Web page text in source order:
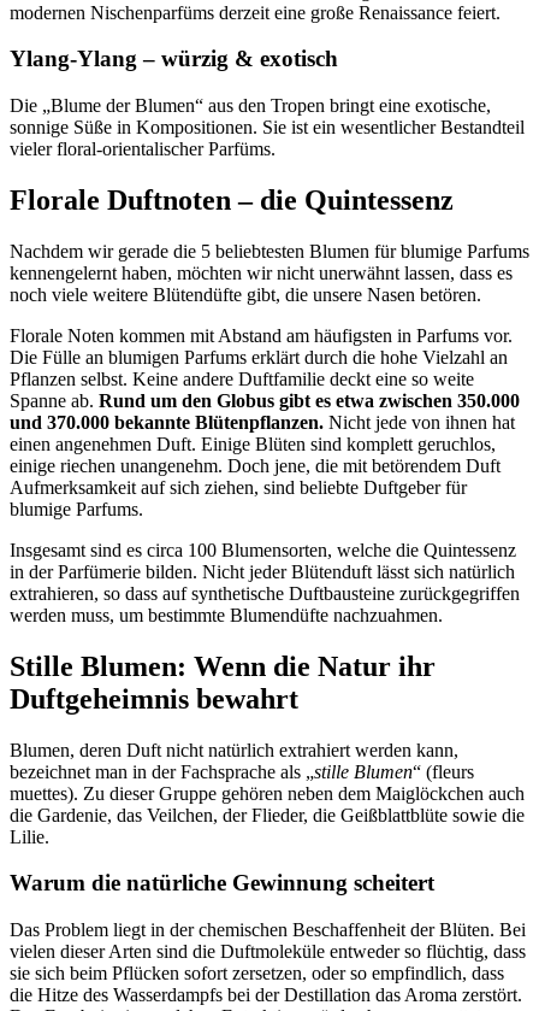
modernen Nischenparfüms derzeit eine große Renaissance feiert.
Ylang-Ylang – würzig & exotisch
Die „Blume der Blumen“ aus den Tropen bringt eine exotische,
sonnige Süße in Kompositionen. Sie ist ein wesentlicher Bestandteil
vieler floral-orientalischer Parfüms.
Florale Duftnoten – die Quintessenz
Nachdem wir gerade die 5 beliebtesten Blumen für blumige Parfums
kennengelernt haben, möchten wir nicht unerwähnt lassen, dass es
noch viele weitere Blütendüfte gibt, die unsere Nasen betören.
Florale Noten kommen mit Abstand am häufigsten in Parfums vor.
Die Fülle an blumigen Parfums erklärt durch die hohe Vielzahl an
Pflanzen selbst. Keine andere Duftfamilie deckt eine so weite
Spanne ab. Rund um den Globus gibt es etwa zwischen 350.000
und 370.000 bekannte Blütenpflanzen. Nicht jede von ihnen hat
einen angenehmen Duft. Einige Blüten sind komplett geruchlos,
einige riechen unangenehm. Doch jene, die mit betörendem Duft
Aufmerksamkeit auf sich ziehen, sind beliebte Duftgeber für
blumige Parfums.
Insgesamt sind es circa 100 Blumensorten, welche die Quintessenz
in der Parfümerie bilden. Nicht jeder Blütenduft lässt sich natürlich
extrahieren, so dass auf synthetische Duftbausteine zurückgegriffen
werden muss, um bestimmte Blumendüfte nachzuahmen.
Stille Blumen: Wenn die Natur ihr
Duftgeheimnis bewahrt
Blumen, deren Duft nicht natürlich extrahiert werden kann,
bezeichnet man in der Fachsprache als „stille Blumen“ (fleurs
muettes). Zu dieser Gruppe gehören neben dem Maiglöckchen auch
die Gardenie, das Veilchen, der Flieder, die Geißblattblüte sowie die
Lilie.
Warum die natürliche Gewinnung scheitert
Das Problem liegt in der chemischen Beschaffenheit der Blüten. Bei
vielen dieser Arten sind die Duftmoleküle entweder so flüchtig, dass
sie sich beim Pflücken sofort zersetzen, oder so empfindlich, dass
die Hitze des Wasserdampfs bei der Destillation das Aroma zerstört.